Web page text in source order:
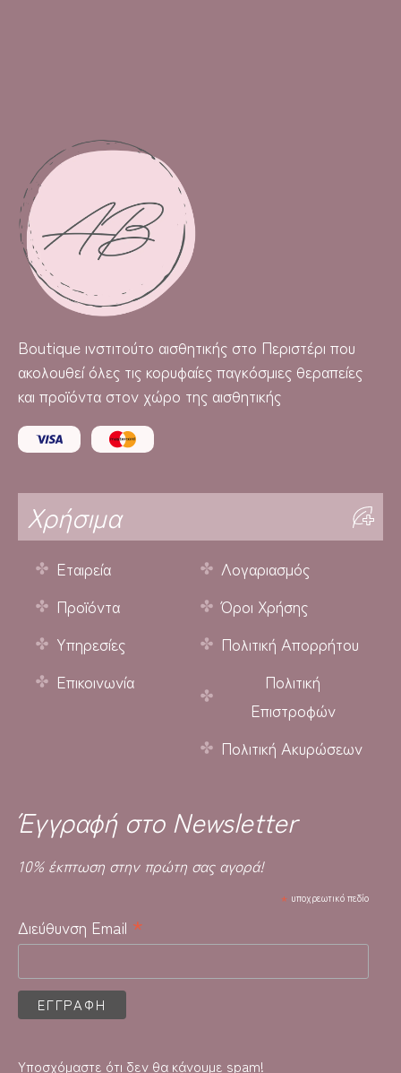
Boutique ινστιτούτο αισθητικής στο Περιστέρι που
ακολουθεί όλες τις κορυφαίες παγκόσμιες θεραπείες
και προϊόντα στον χώρο της αισθητικής
Χρήσιμα
Εταιρεία
Προϊόντα
Υπηρεσίες
Επικοινωνία
Λογαριασμός
Όροι Χρήσης
Πολιτική Απορρήτου
Πολιτική
Επιστροφών
Πολιτική Ακυρώσεων
Έγγραφή στο Newsletter
10% έκπτωση στην πρώτη σας αγορά!
* υποχρεωτικό πεδίο
Διεύθυνση Email *
Υποσχόμαστε ότι δεν θα κάνουμε spam!